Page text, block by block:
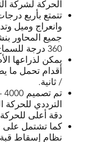
الحركة لشركة
تتمتع بأربع
وانعراج وميل
جميع المحاور
360 درجة للسماح بتوجيه G.
/ ثانية.
الترددي
دقة أعلى
كما تشتمل على
نظام إسقاط